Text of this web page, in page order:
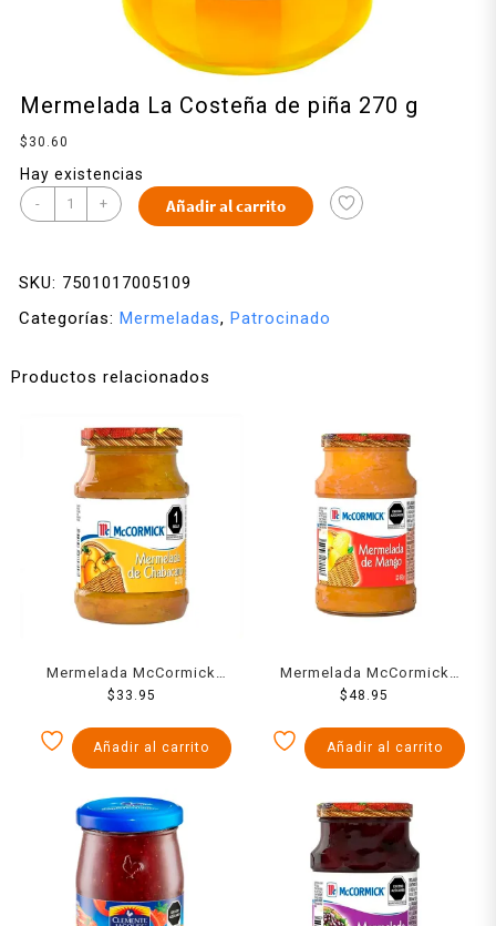
Mermelada La Costeña de piña 270 g
$ 30.60
Hay existencias
- + Añadir al carrito
SKU: 7501017005109
Categorías: Mermeladas, Patrocinado
Productos relacionados
Mermelada McCormick
chabacano 270 g
$ 33.95
Añadir al carrito
Mermelada McCormick
mango 450 g
$48.95
Añadir al carrito